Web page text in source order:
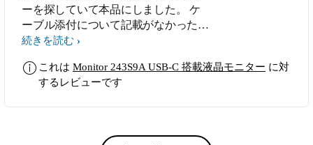
ーを探していて本品にしました。 ケ
ーブル添付について記載がなかったの
で、別途買いましたが、同梱されてま
ブル長について、製品紹介に記載して
ほしい。 解像度がフルHDなので、
続きを読む
これは Monitor 243S9A USB-C 搭載液晶モニター に対
するレビューです